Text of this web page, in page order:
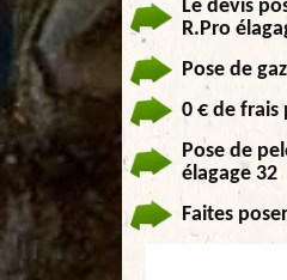
Le devis
R.Pro
Pose de
0 € de frais
Pose de
élagage 32
Faites